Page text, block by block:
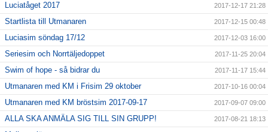
Luciatåget 2017 2017-12-17 21:28
Startlista till Utmanaren 2017-12-15 00:48
Luciasim söndag 17/12 2017-12-03 16:00
Seriesim och Norrtäljedoppet 2017-11-25 20:04
Swim of hope - så bidrar du 2017-11-17 15:44
Utmanaren med KM i Frisim 29 oktober 2017-10-16 00:04
Utmanaren med KM bröstsim 2017-09-17 2017-09-07 09:00
ALLA SKA ANMÄLA SIG TILL SIN GRUPP! 2017-08-21 18:13